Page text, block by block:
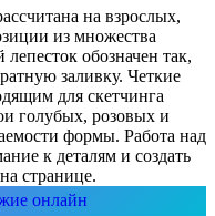
на взрослых,
из множества
обозначен так,
заливку. Четкие
для скетчинга
голубых, розовых и
формы. Работа над
к деталям и создать
странице.
онлайн